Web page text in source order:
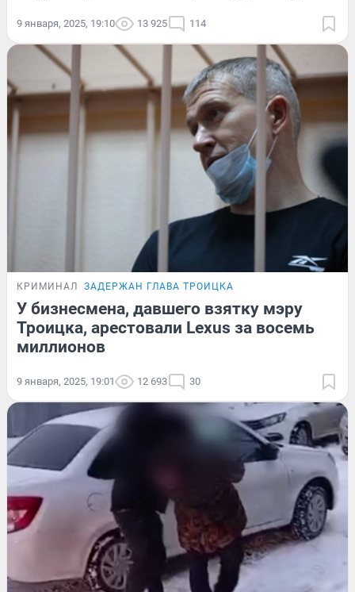
9 января, 2025, 19:10 13 925 114
КРИМИНАЛ ЗАДЕРЖАН ГЛАВА ТРОИЦКА
У бизнесмена, давшего взятку мэру
Троицка, арестовали Lexus за восемь
миллионов
9 января, 2025, 19:01 12 693 30